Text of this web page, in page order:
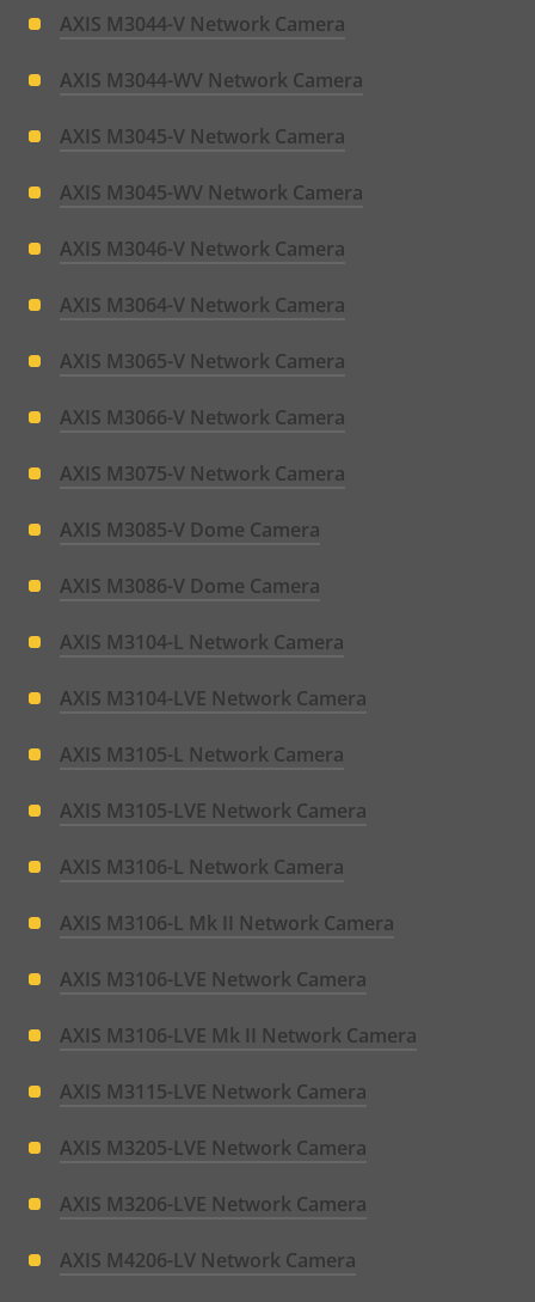
AXIS M3044-V Network Camera
AXIS M3044-WV Network Camera
AXIS M3045-V Network Camera
AXIS M3045-WV Network Camera
AXIS M3046-V Network Camera
AXIS M3064-V Network Camera
AXIS M3065-V Network Camera
AXIS M3066-V Network Camera
AXIS M3075-V Network Camera
AXIS M3085-V Dome Camera
AXIS M3086-V Dome Camera
AXIS M3104-L Network Camera
AXIS M3104-LVE Network Camera
AXIS M3105-L Network Camera
AXIS M3105-LVE Network Camera
AXIS M3106-L Network Camera
AXIS M3106-L Mk II Network Camera
AXIS M3106-LVE Network Camera
AXIS M3106-LVE Mk II Network Camera
AXIS M3115-LVE Network Camera
AXIS M3205-LVE Network Camera
AXIS M3206-LVE Network Camera
AXIS M4206-LV Network Camera